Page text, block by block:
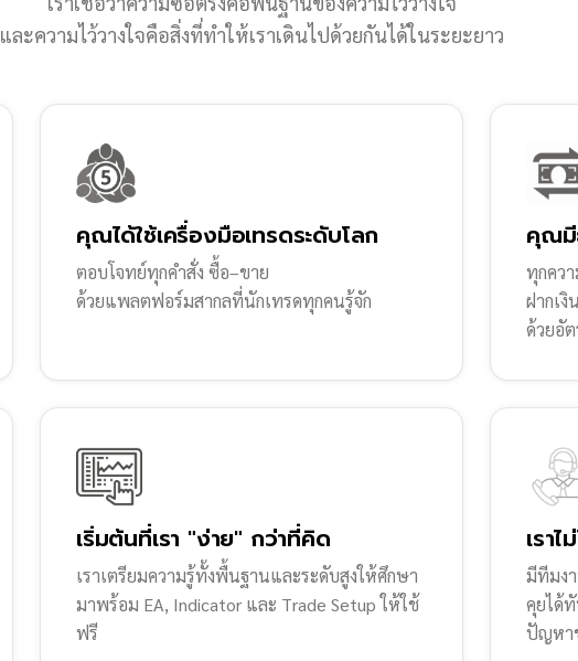
และความไว้วางใจคือสิ่งที่ทำให้เราเดินไปด้วยกันได้ในระยะยาว
คุณได้ใช้เครื่องมือเทรดระดับโลก
ตอบโจทย์ทุกคำสั่ง ซื้อ–ขาย
ด้วยแพลตฟอร์มสากลที่นักเทรดทุกคนรู้จัก
คุณมี
ทุกควา
ฝากเงิ
ด้วยอั
เริ่มต้นที่เรา "ง่าย" กว่าที่คิด
เราเตรียมความรู้ทั้งพื้นฐานและระดับสูงให้ศึกษา
มาพร้อม EA, Indicator และ Trade Setup ให้ใช้
ฟรี
เรา
มีทีมง
คุยได้
ปัญหา